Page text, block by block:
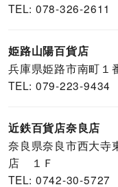
TEL: 078-326-2611
姫路山陽百貨店
兵庫県姫路市南町
TEL: 079-223-9434
近鉄百貨店奈良店
奈良県奈良市西大寺
店 １Ｆ
TEL: 0742-30-5727